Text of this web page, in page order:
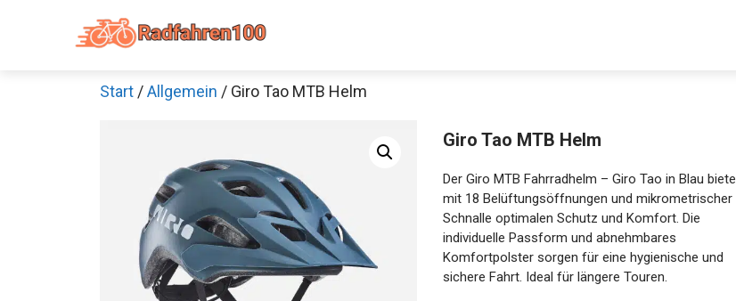
Start /Allgemein / Giro Tao MTB Helm
Giro Tao MTB Helm
Der Giro MTB Fahrradhelm – Giro Tao in Blau bietet
mit 18 Belüftungsöffnungen und mikrometrischer
Schnalle optimalen Schutz und Komfort. Die
individuelle Passform und abnehmbares
Komfortpolster sorgen für eine hygienische und
sichere Fahrt. Ideal für längere Touren.
Jetzt anschauen